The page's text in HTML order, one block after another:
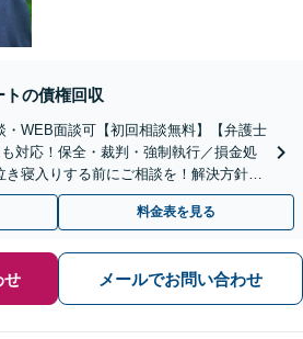
の債権回収
・WEB面談可【初回相談無料】【弁護士
対応！保全・裁判・強制執行／損金処
寝入りする前にご相談を！解決方針は
【請求された側にも対応】
料金表を見る
せ メールでお問い合わせ